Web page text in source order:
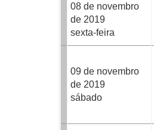
08 de novembro
de 2019
sexta-feira
09 de novembro
de 2019
sábado